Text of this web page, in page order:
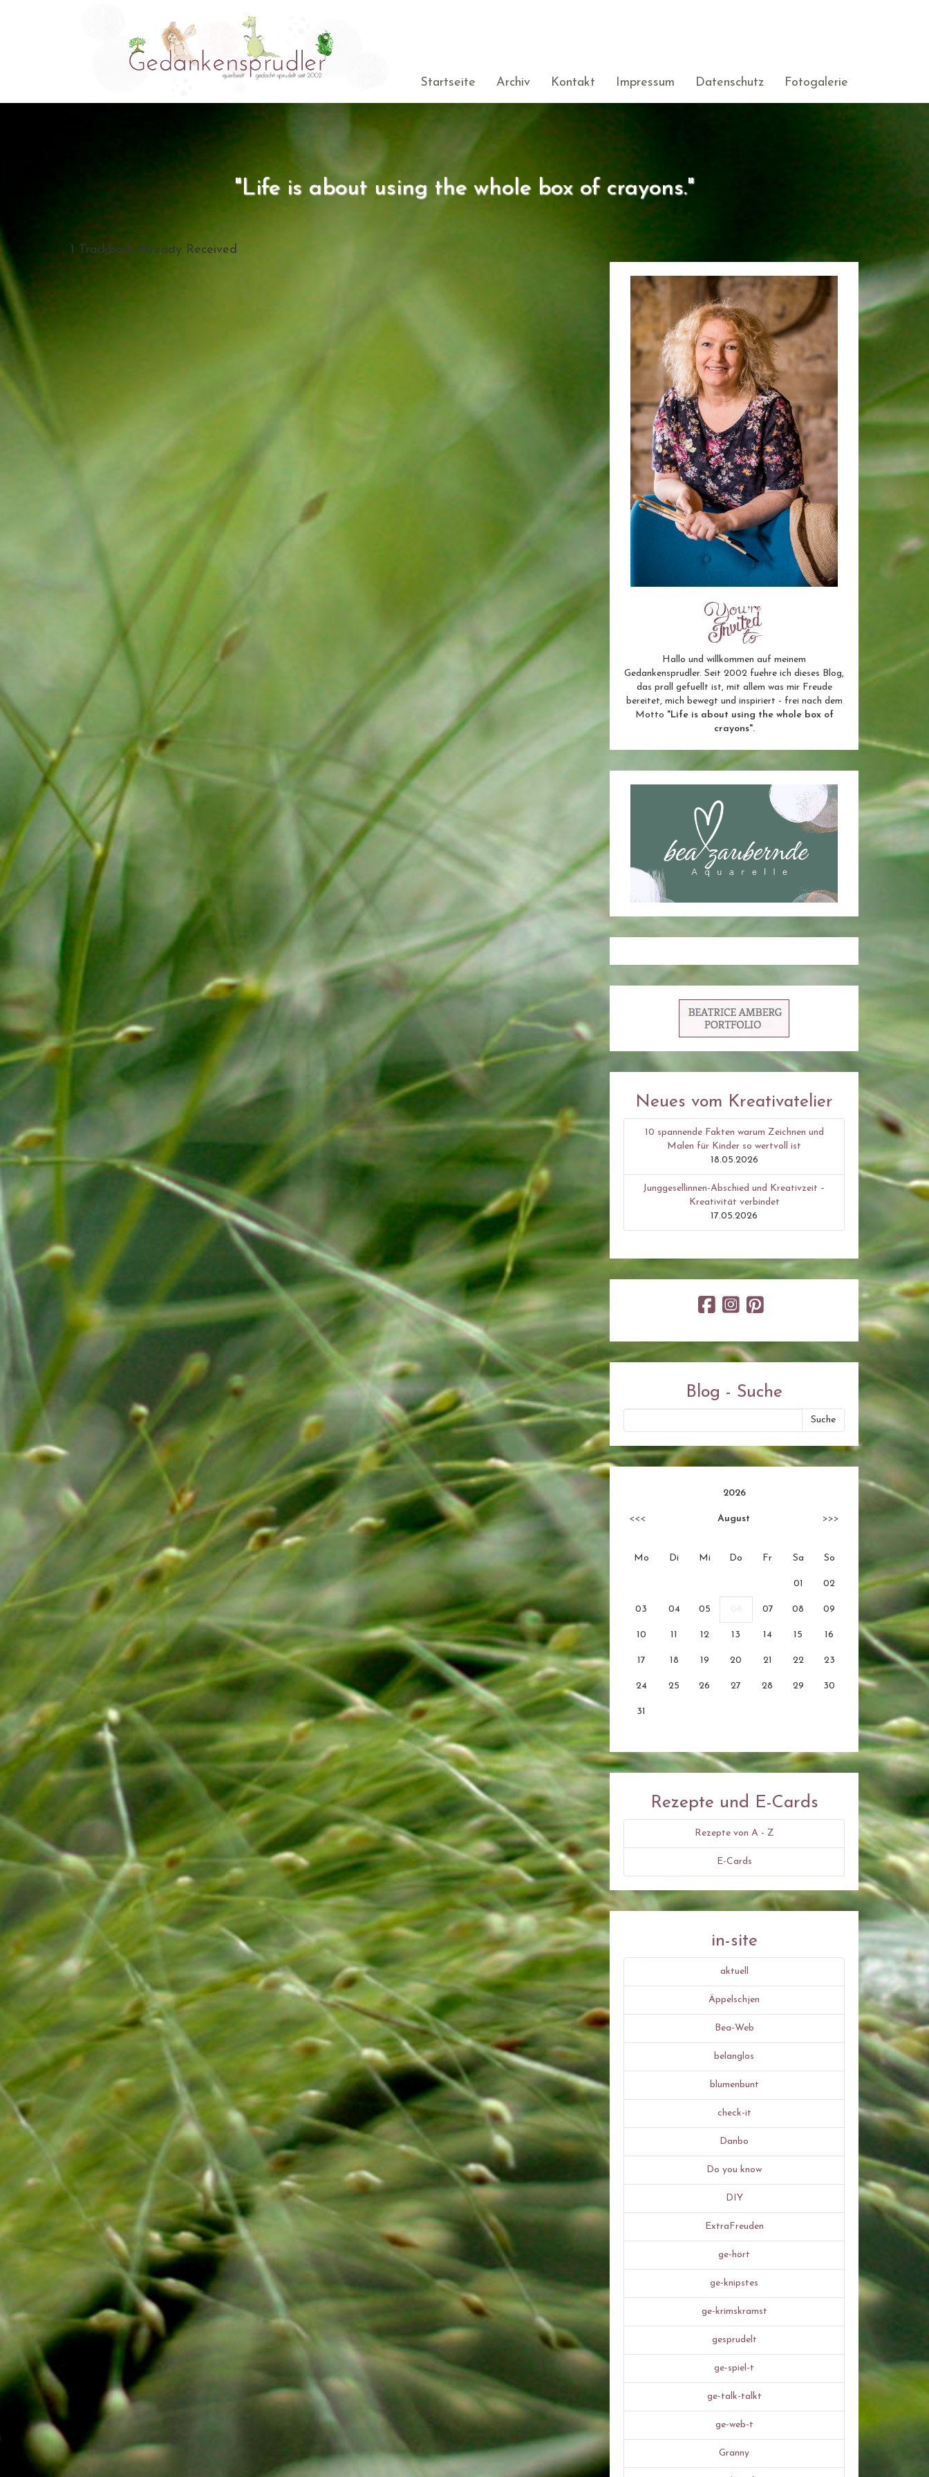
Startseite Archiv Kontakt Impressum Datenschutz Fotogalerie
"Life is about using the whole box of crayons."
1 Trackback Already Received
Hallo und willkommen auf meinem
Gedankensprudler. Seit 2002 fuehre ich dieses Blog,
das prall gefuellt ist, mit allem was mir Freude
bereitet, mich bewegt und inspiriert - frei nach dem
Motto "Life is about using the whole box of
crayons".
Neues vom Kreativatelier
10 spannende Fakten warum Zeichnen und
Malen für Kinder so wertvoll ist
18.05.2026
Junggesellinnen-Abschied und Kreativzeit –
Kreativität verbindet
17.05.2026
Blog - Suche
2026
<<< August >>>
Mo Di Mi Do Fr Sa So
01 02
03 04 05 06 07 08 09
10 11 12 13 14 15 16
17 18 19 20 21 22 23
24 25 26 27 28 29 30
31
Rezepte und E-Cards
Rezepte von A - Z
E-Cards
in-site
aktuell
Äppelschjen
Bea-Web
belanglos
blumenbunt
check-it
Danbo
Do you know
DIY
ExtraFreuden
ge-hört
ge-knipstes
ge-krimskramst
gesprudelt
ge-spiel-t
ge-talk-talkt
ge-web-t
Granny